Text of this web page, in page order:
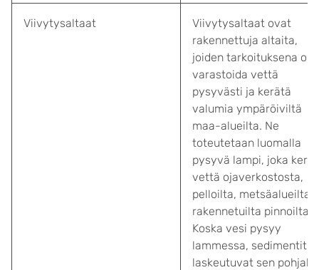
Viivytysaltaat
Viivytysaltaat ovat
rakennettuja altaita,
joiden tarkoituksena on
varastoida vettä
pysyvästi ja kerätä
valumia ympäröiviltä
maa-alueilta. Ne
toteutetaan luomalla
pysyvä lampi, joka
vettä ojaverkostosta,
pelloilta, metsäalueilta
rakennetuilta pinnoilta.
Koska vesi pysyy
lammessa, sedimentit
laskeutuvat sen pohjalle